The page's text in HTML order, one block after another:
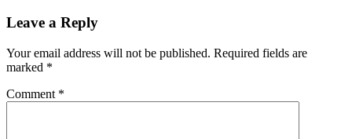
Leave a Reply
Your email address will not be published. Required fields are
marked *
Comment *